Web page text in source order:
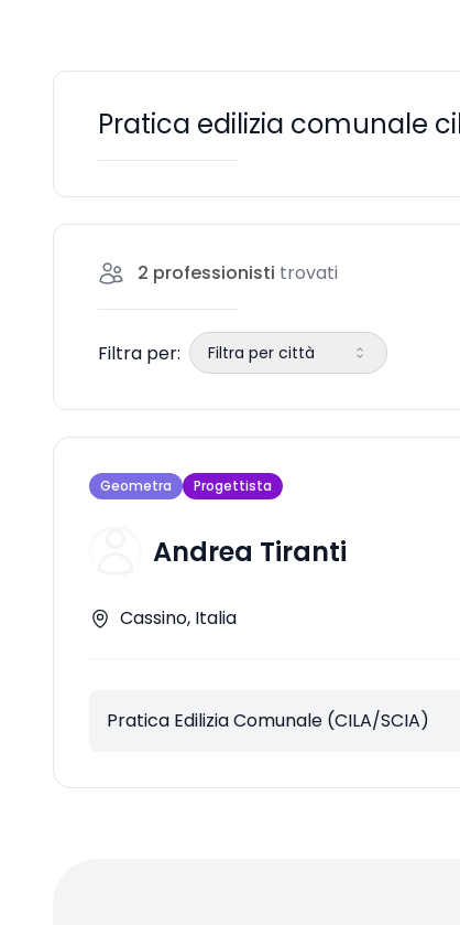
Pratica edilizia comunale
2 professionisti trovati
Filtra per: Filtra per città
Geometra Progettista
Andrea Tiranti
Cassino, Italia
Pratica Edilizia Comunale (CILA/SCIA)